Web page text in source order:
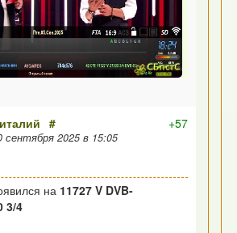
+57
#
сентября 2025 в 15:05
на 11727 V DVB-
3/4